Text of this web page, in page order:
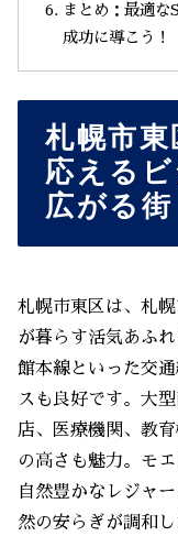
まとめ：最適な
成功に導こう！
札幌市
応える
広がる街
札幌市東区は、札
が暮らす活気あふ
館本線といった交
スも良好です。大
店、医療機関、教
の高さも魅力。モ
自然豊かなレジャ
然の安らぎが調和